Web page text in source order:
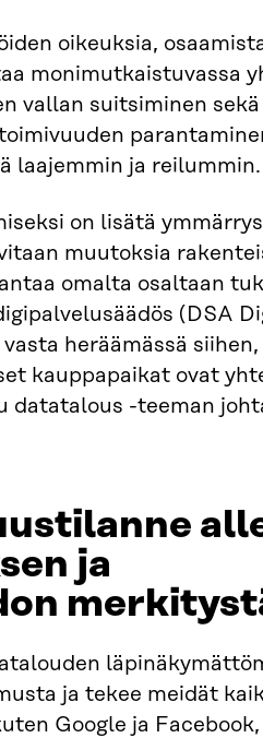
oikeuksia,
monimutkaistuvassa
vallan suitsiminen
laajemmin ja reilummin.
on lisätä
muutoksia
omalta osaltaan
(DSA
heräämässä
kauppapaikat ovat
datatalous -teeman
ja
ja tekee meidät
Google ja